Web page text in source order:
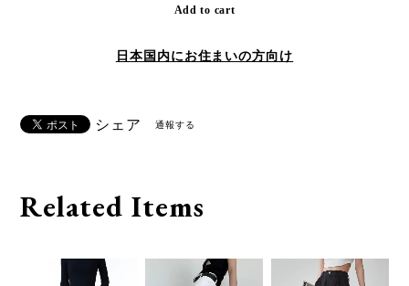
Add to cart
日本国内にお住まいの方向け
シェア 通報する
Related Items